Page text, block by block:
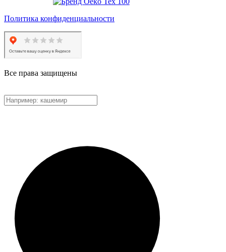
Политика конфиденциальности
Все права защищены